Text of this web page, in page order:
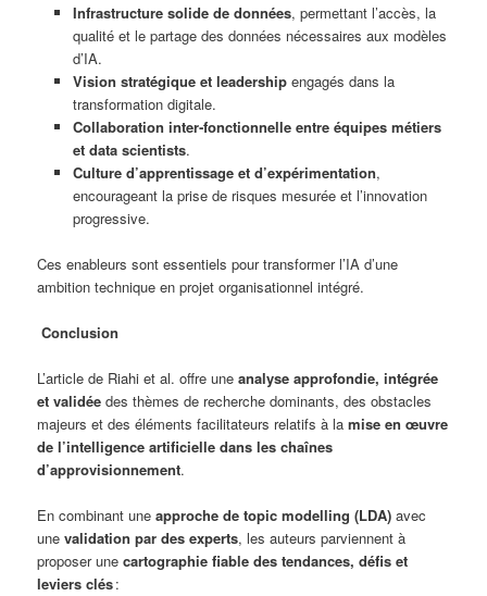
Infrastructure solide de données, permettant l’accès, la
qualité et le partage des données nécessaires aux modèles
d’IA.
Vision stratégique et leadershipengagés dans la
transformation digitale.
Collaboration inter‑fonctionnelle entre équipes métiers
et data scientists.
Culture d’apprentissage et d’expérimentation,
encourageant la prise de risques mesurée et l’innovation
progressive.
Ces enableurs sont essentiels pour transformer l’IA d’une
ambition technique en projet organisationnel intégré.
Conclusion
L’article de Riahi et al. offre uneanalyse approfondie, intégrée
et validée des thèmes de recherche dominants, des obstacles
majeurs et des éléments facilitateurs relatifs à lamise en œuvre
de l’intelligence artificielle dans les chaînes
d’approvisionnement.
En combinant uneapproche de topic modelling (LDA) avec
unevalidation par des experts, les auteurs parviennent à
proposer unecartographie fiable des tendances, défis et
leviers clés: